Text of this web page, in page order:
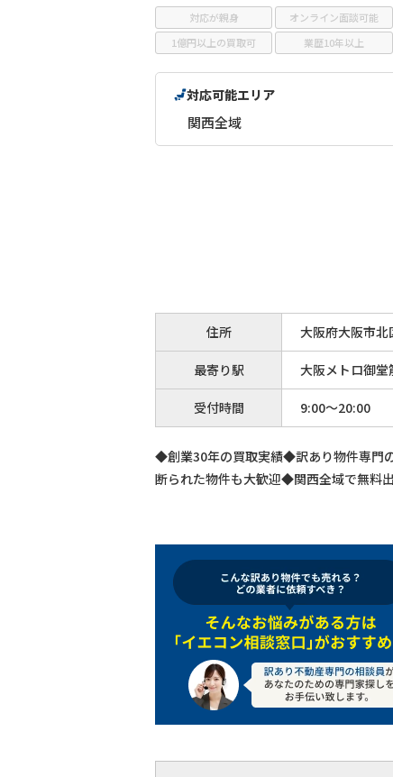
対応が親身 オンライン面談可能
1億円以上の買取可
業歴10年以上
対応可能エリア
関西全域
住所 大阪府大阪市
最寄り駅 大阪メトロ御
受付時間 9:00～20:00
◆創業30年の買取実績◆訳あり物件専門
断られた物件も大歓迎◆関西全域で無料